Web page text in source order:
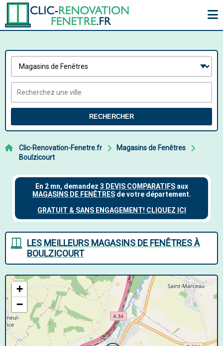
RECHERCHER
Clic-Renovation-Fenetre.fr
Magasins de Fenêtres
Boulzicourt
LES MEILLEURS MAGASINS DE FENÊTRES À
BOULZICOURT
+
−